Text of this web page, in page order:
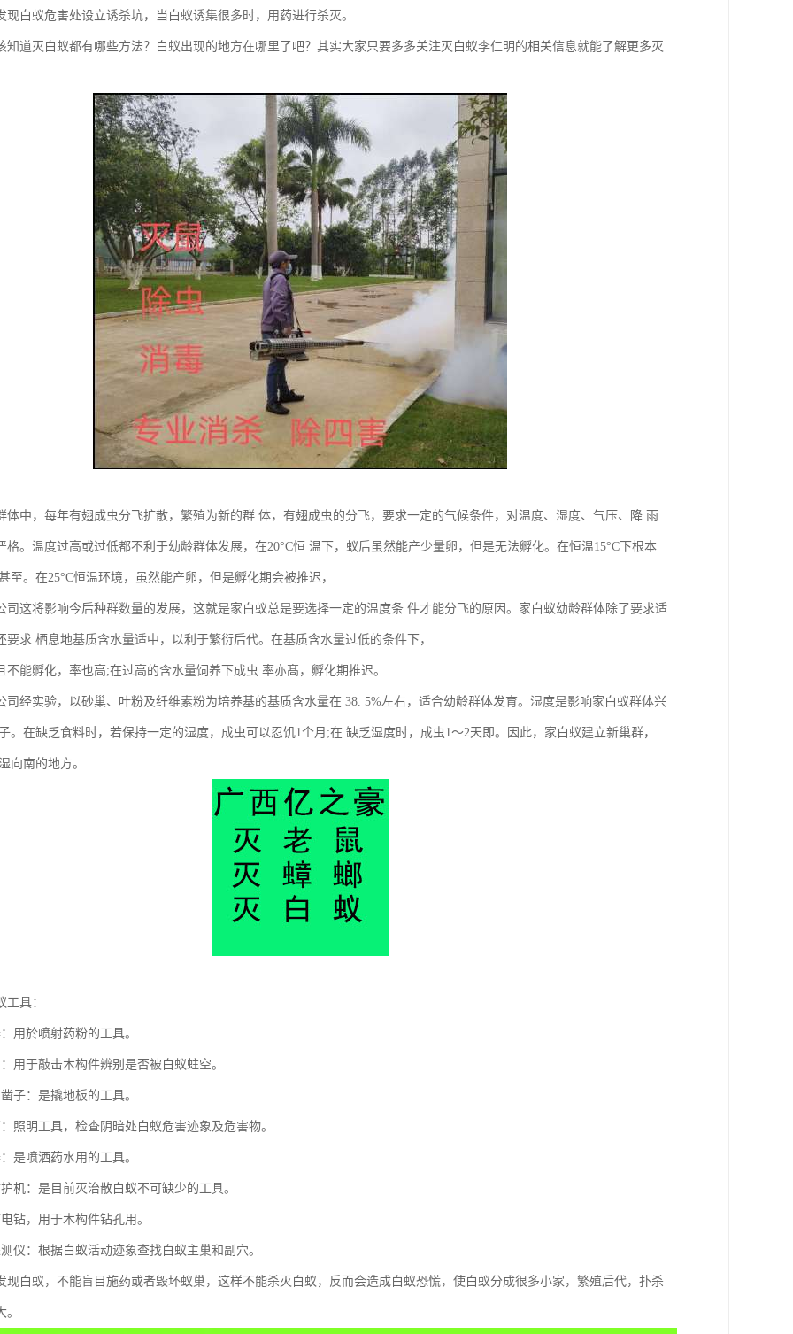
现白蚁危害处设立诱杀坑，当白蚁诱集很多时，用药进行杀灭。
知道灭白蚁都有哪些方法？白蚁出现的地方在哪里了吧？其实大家只要多多关注灭白蚁李仁明的相关信息就能了解更多灭
体中，每年有翅成虫分飞扩散，繁殖为新的群 体，有翅成虫的分飞，要求一定的气候条件，对温度、湿度、气压、降 雨
格。温度过高或过低都不利于幼龄群体发展，在20°C恒 温下，蚁后虽然能产少量卵，但是无法孵化。在恒温15°C下根本
至。在25°C恒温环境，虽然能产卵，但是孵化期会被推迟，
司这将影响今后种群数量的发展，这就是家白蚁总是要选择一定的温度条 件才能分飞的原因。家白蚁幼龄群体除了要求适
要求 栖息地基质含水量适中，以利于繁衍后代。在基质含水量过低的条件下，
不能孵化，率也高;在过高的含水量饲养下成虫 率亦髙，孵化期推迟。
司经实验，以砂巢、叶粉及纤维素粉为培养基的基质含水量在 38. 5%左右，适合幼龄群体发育。湿度是影响家白蚁群体兴
。在缺乏食料时，若保持一定的湿度，成虫可以忍饥1个月;在 缺乏湿度时，成虫1～2天即。因此，家白蚁建立新巢群，
向南的地方。
工具：
：用於喷射药粉的工具。
：用于敲击木构件辨别是否被白蚁蛀空。
凿子：是撬地板的工具。
：照明工具，检查阴暗处白蚁危害迹象及危害物。
：是喷洒药水用的工具。
护机：是目前灭治散白蚁不可缺少的工具。
电钻，用于木构件钻孔用。
测仪：根据白蚁活动迹象查找白蚁主巢和副穴。
现白蚁，不能盲目施药或者毁坏蚁巢，这样不能杀灭白蚁，反而会造成白蚁恐慌，使白蚁分成很多小家，繁殖后代，扑杀